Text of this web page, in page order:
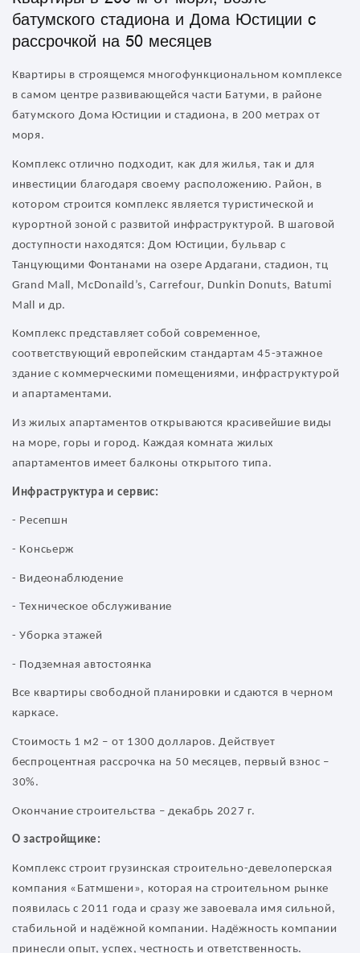
батумского стадиона и Дома Юстиции c
рассрочкой на 50 месяцев
Квартиры в строящемся многофункциональном комплексе
в самом центре развивающейся части Батуми, в районе
батумского Дома Юстиции и стадиона, в 200 метрах от
моря.
Комплекс отлично подходит, как для жилья, так и для
инвестиции благодаря своему расположению. Район, в
котором строится комплекс является туристической и
курортной зоной с развитой инфраструктурой. В шаговой
доступности находятся: Дом Юстиции, бульвар с
Танцующими Фонтанами на озере Ардагани, стадион, тц
Grand Mall, McDonaild’s, Carrefour, Dunkin Donuts, Batumi
Mall и др.
Комплекс представляет собой современное,
соответствующий европейским стандартам 45-этажное
здание с коммерческими помещениями, инфраструктурой
и апартаментами.
Из жилых апартаментов открываются красивейшие виды
на море, горы и город. Каждая комната жилых
апартаментов имеет балконы открытого типа.
Инфраструктура и сервис:
- Ресепшн
- Консьерж
- Видеонаблюдение
- Техническое обслуживание
- Уборка этажей
- Подземная автостоянка
Все квартиры свободной планировки и сдаются в черном
каркасе.
Стоимость 1 м2 – от 1300 долларов. Действует
беспроцентная рассрочка на 50 месяцев, первый взнос –
30%.
Окончание строительства – декабрь 2027 г.
О застройщике:
Комплекс строит грузинская строительно-девелоперская
компания «Батмшени», которая на строительном рынке
появилась с 2011 года и сразу же завоевала имя сильной,
стабильной и надёжной компании. Надёжность компании
принесли опыт, успех, честность и ответственность.